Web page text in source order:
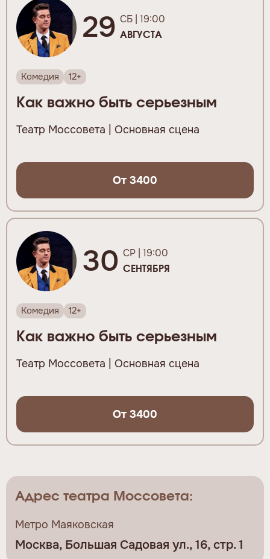
29 СБ | 19:00
АВГУСТА
Комедия 12+
Как важно быть серьезным
Театр Моссовета | Основная сцена
От 3400
30 СР | 19:00
СЕНТЯБРЯ
Комедия 12+
Как важно быть серьезным
Театр Моссовета | Основная сцена
От 3400
Адрес театра Моссовета:
Метро Маяковская
Москва, Большая Садовая ул., 16, стр. 1